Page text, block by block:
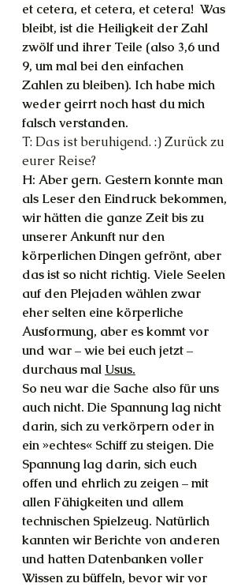
et cetera, et cetera, et cetera!  Was
bleibt, ist die Heiligkeit der Zahl
zwölf und ihrer Teile (also 3,6 und
9, um mal bei den einfachen
Zahlen zu bleiben). Ich habe mich
weder geirrt noch hast du mich
falsch verstanden.
T: Das ist beruhigend. :) Zurück zu
eurer Reise?
H: Aber gern. Gestern konnte man
als Leser den Eindruck bekommen,
wir hätten die ganze Zeit bis zu
unserer Ankunft nur den
körperlichen Dingen gefrönt, aber
das ist so nicht richtig. Viele Seelen
auf den Plejaden wählen zwar
eher selten eine körperliche
Ausformung, aber es kommt vor
und war – wie bei euch jetzt –
durchaus mal Usus.
So neu war die Sache also für uns
auch nicht. Die Spannung lag nicht
darin, sich zu verkörpern oder in
ein »echtes« Schiff zu steigen. Die
Spannung lag darin, sich euch
offen und ehrlich zu zeigen – mit
allen Fähigkeiten und allem
technischen Spielzeug. Natürlich
kannten wir Berichte von anderen
und hatten Datenbanken voller
Wissen zu büffeln, bevor wir vor